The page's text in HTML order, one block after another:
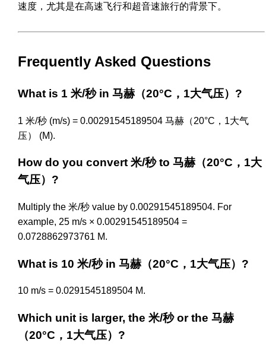
速度，尤其是在高速飞行和超音速旅行的背景下。
Frequently Asked Questions
What is 1 米/秒 in 马赫（20°C，1大气压）?
1 米/秒 (m/s) = 0.00291545189504 马赫（20°C，1大气
压） (M).
How do you convert 米/秒 to 马赫（20°C，1大
气压）?
Multiply the 米/秒 value by 0.00291545189504. For
example, 25 m/s × 0.00291545189504 =
0.0728862973761 M.
What is 10 米/秒 in 马赫（20°C，1大气压）?
10 m/s = 0.0291545189504 M.
Which unit is larger, the 米/秒 or the 马赫
（20°C，1大气压）?